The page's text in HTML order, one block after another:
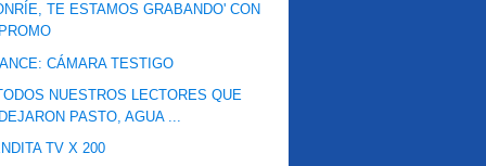
TE ESTAMOS GRABANDO' CON
CÁMARA TESTIGO
NUESTROS LECTORES QUE
PASTO, AGUA ...
TV X 200